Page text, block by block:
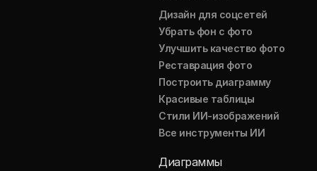
Дизайн для соцсетей
Убрать фон с фото
Улучшить качество фото
Реставрация фото
Построить диаграмму
Красивые таблицы
Стили ИИ-изображений
Все инструменты ИИ
Диаграммы